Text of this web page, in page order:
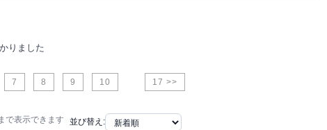
りました
7 8 9 10 17 >>
で表示できます 並び替え: